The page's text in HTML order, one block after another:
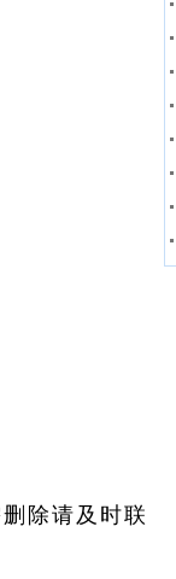
除请及时联